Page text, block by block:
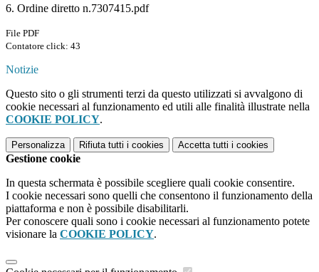
6. Ordine diretto n.7307415.pdf
File PDF
Contatore click: 43
Notizie
Questo sito o gli strumenti terzi da questo utilizzati si avvalgono di
cookie necessari al funzionamento ed utili alle finalità illustrate nella
COOKIE POLICY.
Personalizza Rifiuta tutti i cookies Accetta tutti i cookies
Gestione cookie
In questa schermata è possibile scegliere quali cookie consentire.
I cookie necessari sono quelli che consentono il funzionamento della
piattaforma e non è possibile disabilitarli.
Per conoscere quali sono i cookie necessari al funzionamento potete
visionare la COOKIE POLICY.